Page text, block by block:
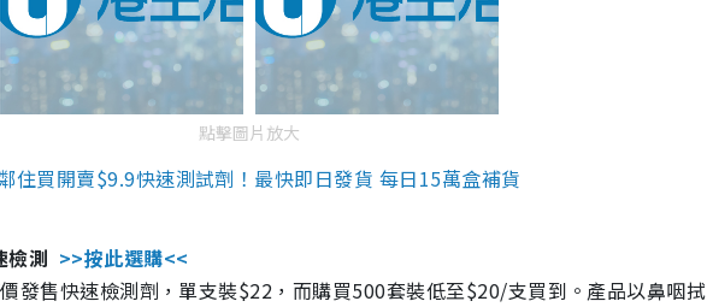
點擊圖片放大
住買開賣$9.9快速測試劑！最快即日發貨 每日15萬盒補貨
檢測 >>按此選購<<
發售快速檢測劑，單支裝$22，而購買500套裝低至$20/支買到。產品以鼻咽